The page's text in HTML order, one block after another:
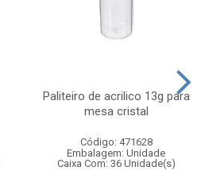
Paliteiro de acrilico 13g para
mesa cristal
Código: 471628
Embalagem: Unidade
Caixa Com: 36 Unidade(s)